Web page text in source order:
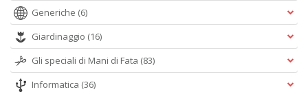
Generiche (6)
Giardinaggio (16)
Gli speciali di Mani di Fata (83)
Informatica (36)